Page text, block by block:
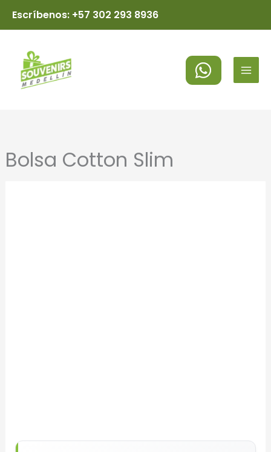
Escríbenos: +57 302 293 8936
Bolsa Cotton Slim